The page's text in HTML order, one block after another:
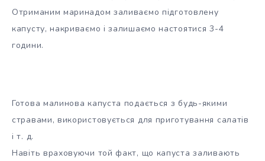
Отриманим маринадом заливаємо підготовлену
капусту, накриваємо і залишаємо настоятися 3-4
години.
Готова малинова капуста подається з будь-якими
стравами, використовується для приготування салатів
і т. д.
Навіть враховуючи той факт, що капуста заливають